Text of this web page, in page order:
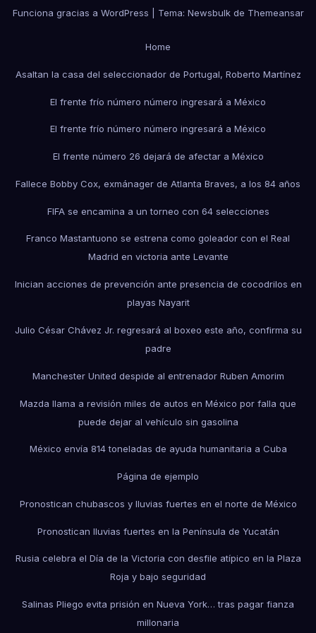
Funciona gracias a WordPress Tema: Newsbulkde Themeansar
Home
Asaltan la casa del seleccionador de Portugal, Roberto Martínez
El frente frío número número ingresará a México
El frente frío número número ingresará a México
El frente número 26 dejará de afectar a México
Fallece Bobby Cox, exmánager de Atlanta Braves, a los 84 años
FIFA se encamina a un torneo con 64 selecciones
Franco Mastantuono se estrena como goleador con el Real
Madrid en victoria ante Levante
Inician acciones de prevención ante presencia de cocodrilos en
playas Nayarit
Julio César Chávez Jr. regresará al boxeo este año, confirma su
padre
Manchester United despide al entrenador Ruben Amorim
Mazda llama a revisión miles de autos en México por falla que
puede dejar al vehículo sin gasolina
México envía 814 toneladas de ayuda humanitaria a Cuba
Página de ejemplo
Pronostican chubascos y lluvias fuertes en el norte de México
Pronostican lluvias fuertes en la Península de Yucatán
Rusia celebra el Día de la Victoria con desfile atípico en la Plaza
Roja y bajo seguridad
Salinas Pliego evita prisión en Nueva York… tras pagar fianza
millonaria